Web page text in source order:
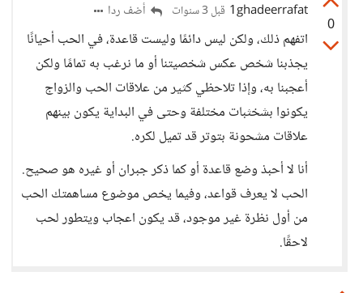
0
1ghadeerrafat قبل 3 سنوات أضف ردا
اتفهم ذلك، ولكن ليس دائمًا وليست قاعدة، في الحب أحيانًا
يجذبنا شخص عكس شخصيتنا أو ما نرغب به تمامًا ولكن
أعجبنا به، وإذا تلاحظي كثير من علاقات الحب والزواج
يكونوا بشخثبات مختلفة وحتى في البداية يكون بينهم
علاقات مشحونة بتوتر قد تميل لكره.
أنا لا أحبذ وضع قاعدة أو كما ذكر جبران أو غيره هو صحيح.
الحب لا يعرف قواعد، وفيما يخص موضوع مساهمتك الحب
من أول نظرة غير موجود، قد يكون اعجاب ويتطور لحب
لاحقًا.